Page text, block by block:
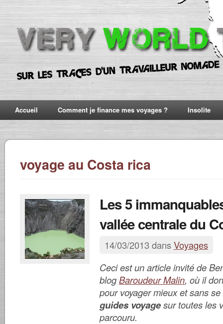
Accueil Comment je finance mes voyages ? Insolite
voyage au Costa rica
Les 5
vallée centrale du
14/03/2013 dansVoyages
Ceci est un article invité de
blogBaroudeur Malin, où il
pour voyager mieux et sans
guides voyagesur toutes les
parcouru.